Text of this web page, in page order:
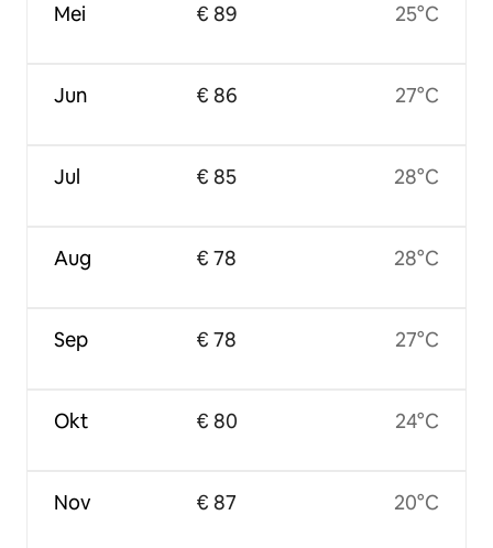
Mei
Jun
Jul
Aug
Sep
Okt
Nov
€ 89
€ 86
€ 85
€ 78
€ 78
€ 80
€ 87
25°C
27°C
28°C
28°C
27°C
24°C
20°C